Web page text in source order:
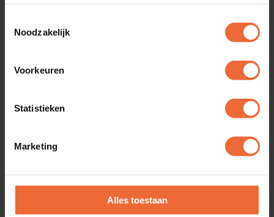
Noodzakelijk
Voorkeuren
Statistieken
Marketing
Alles toestaan